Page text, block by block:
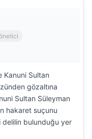
Kanuni Sultan
gözaltına
Sultan Süleyman
hakaret suçunu
bulunduğu yer